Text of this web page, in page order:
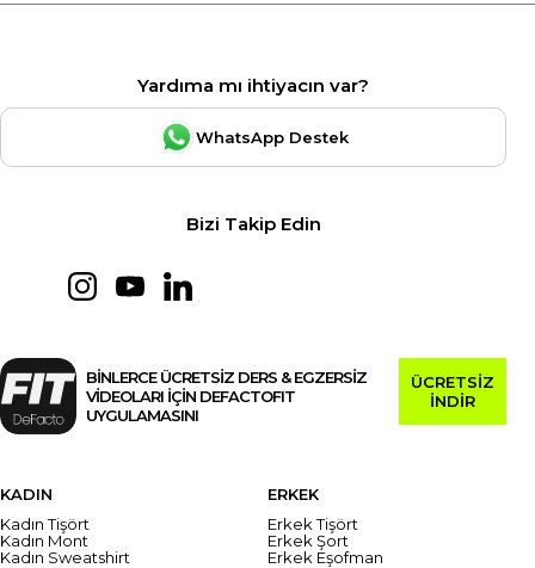
Yardıma mı ihtiyacın var?
WhatsApp Destek
Bizi Takip Edin
BİNLERCE ÜCRETSİZ DERS & EGZERSİZ
VİDEOLARI İÇİN DEFACTOFIT
UYGULAMASINI
ÜCRETSİZ
İNDİR
KADIN
Kadın Tişört
Kadın Mont
Kadın Sweatshirt
ERKEK
Erkek Tişört
Erkek Şort
Erkek Eşofman